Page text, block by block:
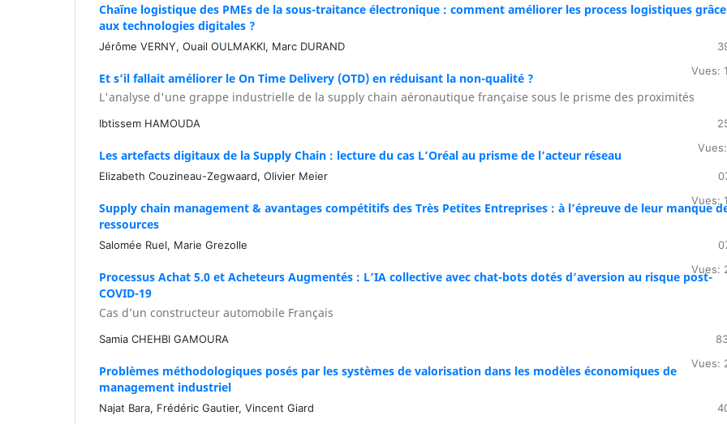
Chaîne logistique des PMEs de la sous-traitance électronique : comment améliorer les process logistiques grâce
aux technologies digitales ?
Jérôme VERNY, Ouail OULMAKKI, Marc DURAND
Vues:
Et s’il fallait améliorer le On Time Delivery (OTD) en réduisant la non-qualité ?
L'analyse d'une grappe industrielle de la supply chain aéronautique française sous le prisme des proximités
Ibtissem HAMOUDA
Les artefacts digitaux de la Supply Chain : lecture du cas L’Oréal au prisme de l’acteur réseau
Elizabeth Couzineau-Zegwaard, Olivier Meier
Vues:
Supply chain management & avantages compétitifs des Très Petites Entreprises : à l’épreuve de leur manque
ressources
Salomée Ruel, Marie Grezolle
Vues:
Processus Achat 5.0 et Acheteurs Augmentés : L’IA collective avec chat-bots dotés d’aversion au risque post-
COVID-19
Cas d’un constructeur automobile Français
Samia CHEHBI GAMOURA
Vues:
Problèmes méthodologiques posés par les systèmes de valorisation dans les modèles économiques de
management industriel
Najat Bara, Frédéric Gautier, Vincent Giard